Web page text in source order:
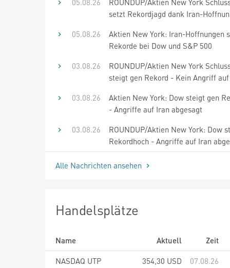
setzt Rekordjagd dank Iran-
05.08.26
Aktien New York: Iran-Hoffnungen
Rekorde bei Dow und S&P 500
03.08.26
ROUNDUP/Aktien New York
steigt gen Rekord - Kein Angriff
03.08.26
Aktien New York: Dow steigt gen
- Angriffe auf Iran abgesagt
03.08.26
ROUNDUP/Aktien New York: Dow
Rekordhoch - Angriffe auf Iran
Alle Nachrichten ansehen
Handelsplätze
Name Aktuell
Zeit
NASDAQ UTP
354,30 USD
07.08.26